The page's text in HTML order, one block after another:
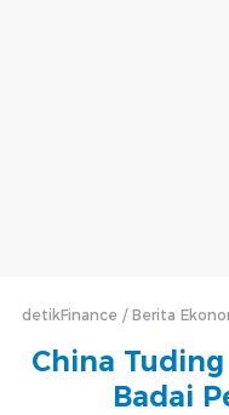
detikFinance Berita
China
Badai